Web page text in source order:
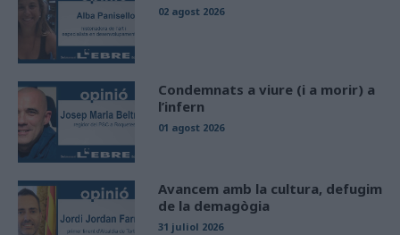
02 agost 2026
Condemnats a viure (i a morir) a
l’infern
01 agost 2026
Avancem amb la cultura, defugim
de la demagògia
31 juliol 2026